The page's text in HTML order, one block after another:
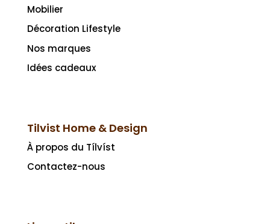
Mobilier
Décoration Lifestyle
Nos marques
Idées cadeaux
Tilvist Home & Design
À propos du Tílvíst
Contactez-nous